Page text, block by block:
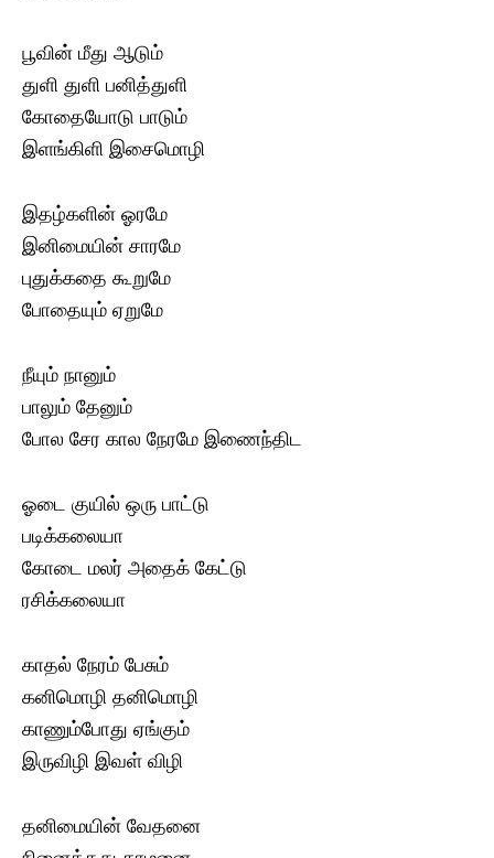
பூவின் மீது ஆடும்
துளி துளி பனித்துளி
கோதையோடு பாடும்
இளங்கிளி இசைமொழி
இதழ்களின் ஓரமே
இனிமையின் சாரமே
புதுக்கதை கூறுமே
போதையும் ஏறுமே
நீயும் நானும்
பாலும் தேனும்
போல சேர கால நேரமே இணைந்திட
ஓடை குயில் ஒரு பாட்டு
படிக்கலையா
கோடை மலர் அதைக் கேட்டு
ரசிக்கலையா
காதல் நேரம் பேசும்
கனிமொழி தனிமொழி
காணும்போது ஏங்கும்
இருவிழி இவள் விழி
தனிமையின் வேதனை